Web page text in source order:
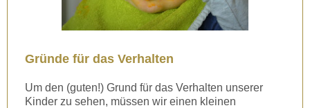
Gründe für das Verhalten
Um den (guten!) Grund für das Verhalten unserer
Kinder zu sehen, müssen wir einen kleinen